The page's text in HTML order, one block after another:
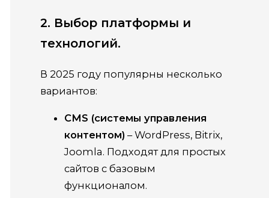
2. Выбор платформы и
технологий.
В 2025 году популярны несколько
вариантов:
CMS (системы управления
контентом) – WordPress, Bitrix,
Joomla. Подходят для простых
сайтов с базовым
функционалом.